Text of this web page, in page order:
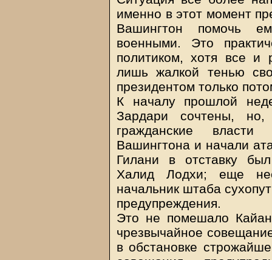
именно в этот момент
Вашингтон помочь
военными. Это
политиком, хотя все и
лишь жалкой тенью
президентом только
К началу прошлой
Зардари сочтены,
гражданские власти
Вашингтона и начали
Гилани в отставку
Халид Лодхи; еще
начальник штаба
предупреждения.
Это не помешало
чрезвычайное
в обстановке